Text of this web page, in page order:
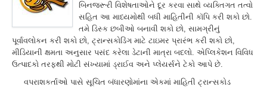
બિનજરૂરી વિશેષતાઓને દૂર કરવા સાથે વ્યક્તિગત તત્વો
સહિત આ માધ્યમોથી બધી માહિતીની કૉપિ કરી શકો છો.
તમે ડિસ્ક છબીઓ બનાવી શકો છો, સામગ્રીનું
પૂર્વાવલોકન કરી શકો છો, ટ્રાન્સકોડિંગ માટે ટાઇમર પ્રારંભ કરી શકો છો,
મીડિયાની ક્ષમતા અનુસાર પસંદ કરેલા ડેટાની માત્રા બદલો. એપ્લિકેશન વિવિધ
ઉત્પાદકો તરફથી મોટી સંખ્યામાં ડ્રાઈવ અને પ્લેયર્સને ટેકો આપે છે.
વપરાશકર્તાઓ પાસે સૂચિત બંધારણોમાંના એકમાં માહિતી ટ્રાન્સકોડ